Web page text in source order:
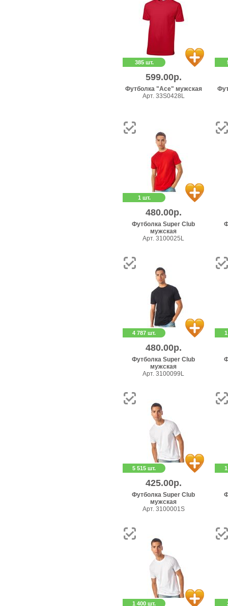
385 шт.
599.00р.
Футболка "Ace" мужская
Арт. 33S0428L
1 шт.
480.00р.
Футболка Super Club
мужская
Арт. 3100025L
4 787 шт.
480.00р.
Футболка Super Club
мужская
Арт. 3100099L
5 515 шт.
425.00р.
Футболка Super Club
мужская
Арт. 3100001S
1 400 шт.